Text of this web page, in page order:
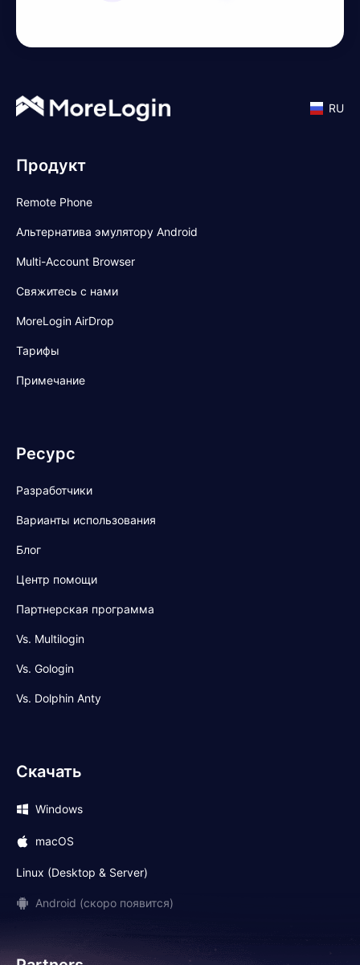
RU
Продукт
Remote Phone
Альтернатива эмулятору Android
Multi-Account Browser
Свяжитесь с нами
MoreLogin AirDrop
Тарифы
Примечание
Ресурс
Разработчики
Варианты использования
Блог
Центр помощи
Партнерская программа
Vs. Multilogin
Vs. Gologin
Vs. Dolphin Anty
Скачать
Windows
macOS
Linux (Desktop & Server)
Android (скоро появится)